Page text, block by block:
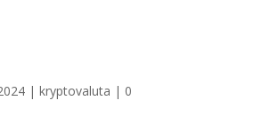
| kryptovaluta | 0